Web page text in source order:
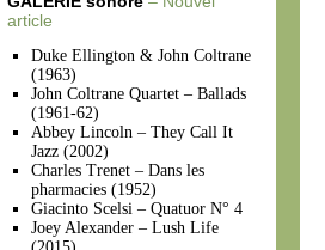
article
Duke Ellington & John Coltrane
(1963)
John Coltrane Quartet – Ballads
(1961-62)
Abbey Lincoln – They Call It
Jazz (2002)
Charles Trenet – Dans les
pharmacies (1952)
Giacinto Scelsi – Quatuor N° 4
Joey Alexander – Lush Life